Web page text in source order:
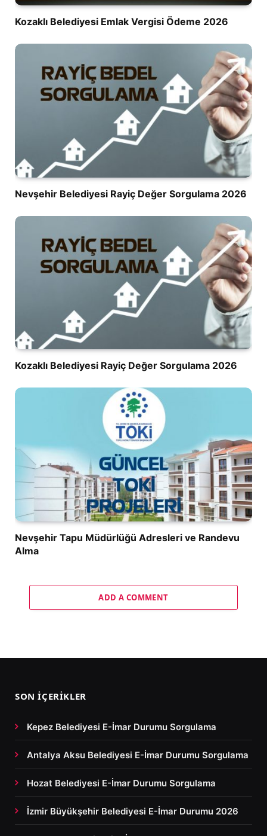
Kozaklı Belediyesi Emlak Vergisi Ödeme 2026
Nevşehir Belediyesi Rayiç Değer Sorgulama 2026
Kozaklı Belediyesi Rayiç Değer Sorgulama 2026
Nevşehir Tapu Müdürlüğü Adresleri ve Randevu
Alma
ADD A COMMENT
SON İÇERIKLER
Kepez Belediyesi E-İmar Durumu Sorgulama
Antalya Aksu Belediyesi E-İmar Durumu Sorgulama
Hozat Belediyesi E-İmar Durumu Sorgulama
İzmir Büyükşehir Belediyesi E-İmar Durumu 2026